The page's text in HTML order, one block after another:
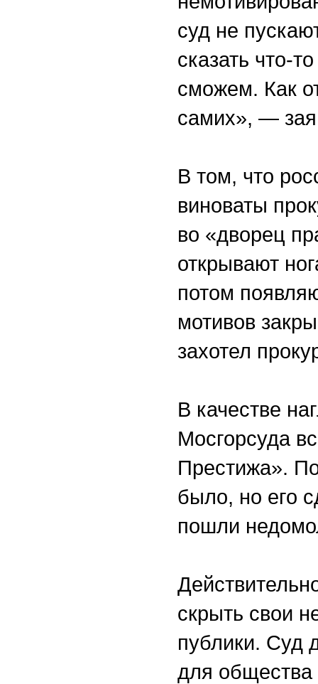
суд не
сказать что-
сможем. Как
самих», —
В том, что
виноваты
во «дворец
открывают
потом
мотивов
захотел
В качестве
Мосгорсуда
Престижа».
было, но его
пошли
скрыть свои
публики. Суд
для